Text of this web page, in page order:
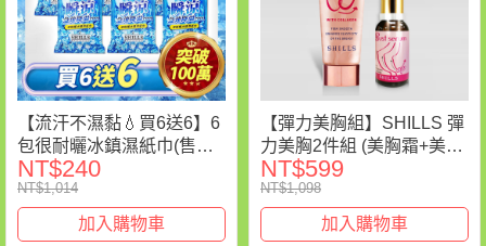
【流汗不濕黏💧買6送6】6
包很耐曬冰鎮濕紙巾(售價
已折)(共12入)
NT$240
NT$1,014
加入購物車
【彈力美胸組】SHILLS 彈
力美胸2件組 (美胸霜+美胸
精萃)
NT$599
NT$1,098
加入購物車